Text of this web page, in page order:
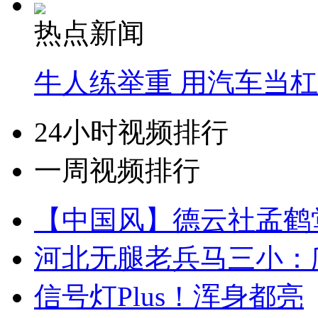
热点新闻
牛人练举重 用汽车当
24小时视频排行
一周视频排行
【中国风】德云社孟
河北无腿老兵马三小
信号灯Plus！浑身都亮